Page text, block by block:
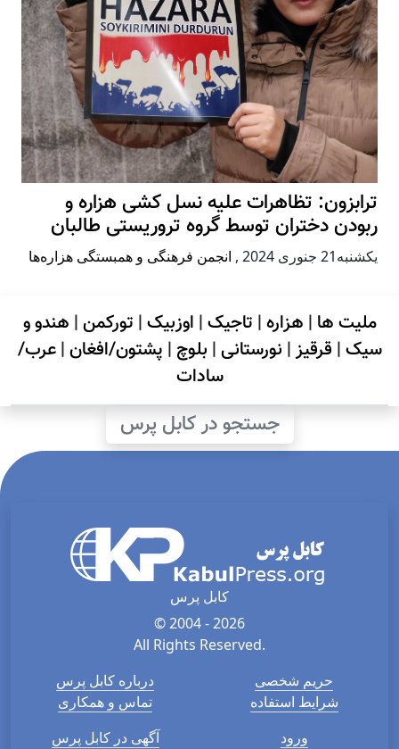
ترابزون: تظاهرات علیه نسل کشی هزاره و
ربودن دختران توسط گروه تروریستی طالبان
يكشنبه21 جنوری 2024 , انجمن فرهنگی و همبستگی هزاره‌ها
ملیت ها | هزاره| تاجیک| اوزبیک| تورکمن| هندو و
سیک| قرقیز| نورستانی| بلوچ | پشتون/افغان|عرب/
سادات
جستجو در کابل پرس
کابل پرس
© 2004 - 2026
All Rights Reserved.
درباره کابل پرس
تماس و همکاری
حریم شخصی
شرایط استفاده
آگهی در کابل پرس
ورود